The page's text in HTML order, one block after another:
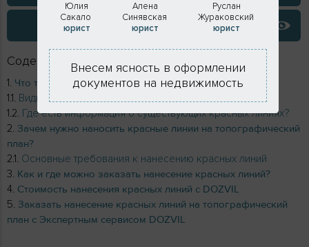
ВИДЕО ОТЗЫВЫ
Содержание
Что такое красные линии в градостроительстве?
Виды и типы красных линий на участке
Где есть информация о существующих красных линиях?
Зачем нужно наносить красные линии на топографический
план?
Основные требования к нанесению красных линий
Как и где можно заказать нанесение красных линий?
Стоимость нанесения красных линий с DOZVIL
Заказать нанесение красных линий на топографический
план с Экспертным сервисом DOZVIL
Юлия
Сакало
юрист
Алена
Синявская
юрист
Руслан
Жураковский
юрист
Внесем ясность в оформлении
документов на недвижимость